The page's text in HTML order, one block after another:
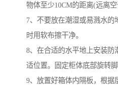
物体至少10CM的距离(远离
7、不要放在潮湿或易溅水的
时用软布擦干净。
8、在合适的水平地上安装防
适位置。固定柜体底部旋转
9、放置好箱体内隔板，根据